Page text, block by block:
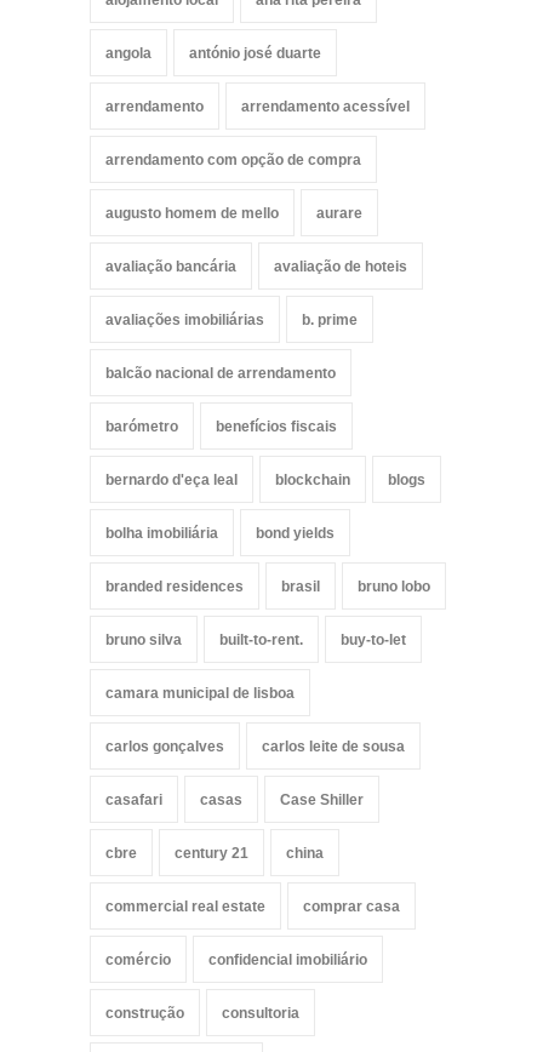
angola antónio josé duarte
arrendamento arrendamento acessível
arrendamento com opção de compra
augusto homem de mello aurare
avaliação bancária avaliação de hoteis
avaliações imobiliárias b. prime
balcão nacional de arrendamento
barómetro benefícios fiscais
bernardo d'eça leal blockchain blogs
bolha imobiliária bond yields
branded residences brasil bruno lobo
bruno silva built-to-rent. buy-to-let
camara municipal de lisboa
carlos gonçalves carlos leite de sousa
casafari casas Case Shiller
cbre century 21 china
commercial real estate comprar casa
comércio confidencial imobiliário
construção consultoria